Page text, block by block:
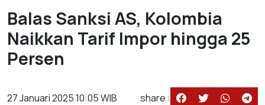
Balas Sanksi AS, Kolombia
Naikkan Tarif Impor hingga 25
Persen
27 Januari 2025 10:05 WIB share :